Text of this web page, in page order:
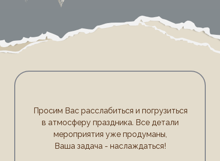
Просим Вас расслабиться и погрузиться
в атмосферу праздника. Все детали
мероприятия уже продуманы,
Ваша задача - наслаждаться!